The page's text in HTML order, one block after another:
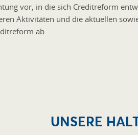
vor, in die sich Creditreform
Aktivitäten und die aktuellen
ab.
UNSERE